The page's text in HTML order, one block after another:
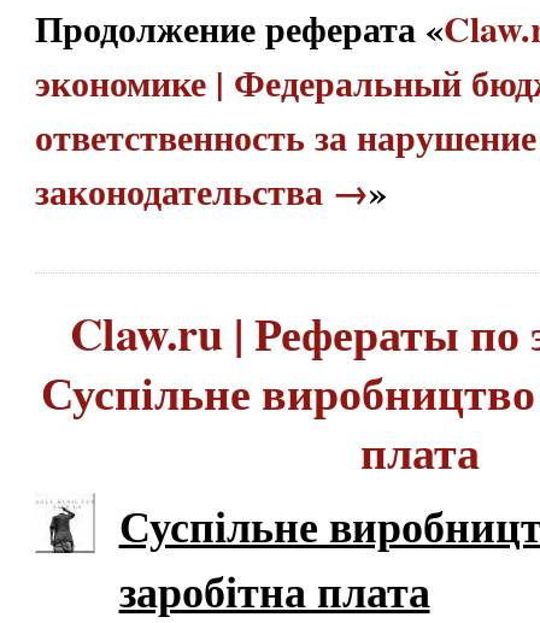
Продолжение реферата «
экономике | Федеральный
ответственность за
законодательства →»
Claw.ru | Рефераты по
Суспільне виробництво
плата
Суспільне
заробітна плата